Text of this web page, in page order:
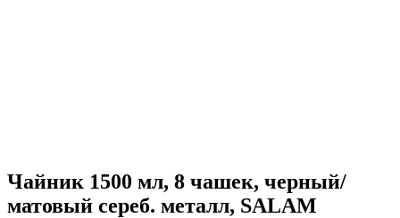
Чайник 1500 мл, 8 чашек, черный/
матовый сереб. металл, SALAM